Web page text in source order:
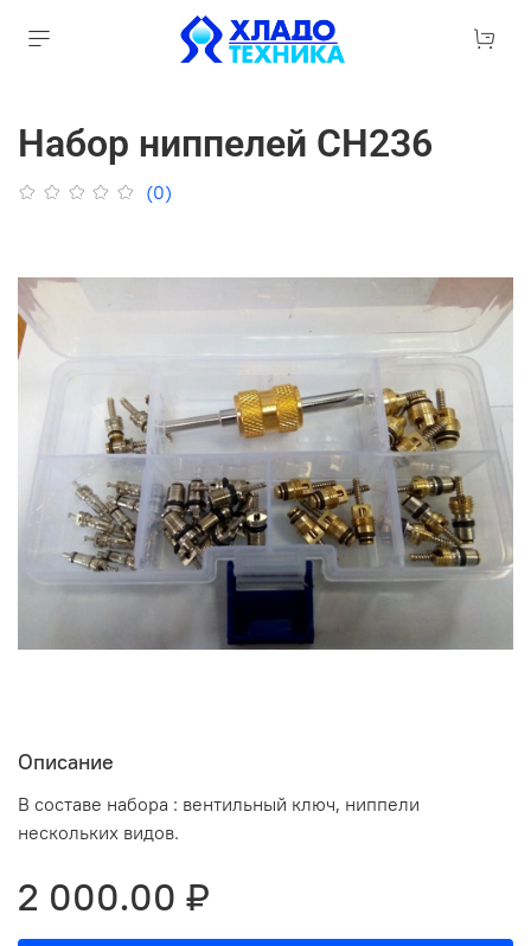
Набор ниппелей CH236
(0)
Описание
В составе набора : вентильный ключ, ниппели
нескольких видов.
2 000.00 ₽